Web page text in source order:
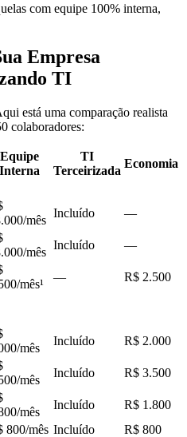
com equipe 100% interna,
Empresa
TI
está uma comparação realista
colaboradores:
Equipe
Interna
TI
Terceirizada
Economia
mês
Incluído
—
mês
Incluído —
mês¹
—
R$ 2.500
mês
Incluído
R$ 2.000
mês
Incluído
R$ 3.500
mês
Incluído
R$ 1.800
800/mês Incluído
R$ 800